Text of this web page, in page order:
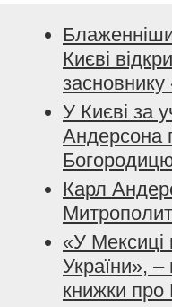
Києві
У Києві за
Андерсона
Карл
«У Мексиці
України», –
книжки про